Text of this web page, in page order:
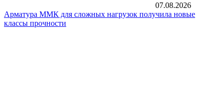
07.08.2026
Арматура ММК для сложных нагрузок получила новые
классы прочности